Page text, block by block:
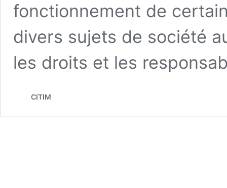
fonctionnement de
divers sujets de société
les droits et les
CITIM